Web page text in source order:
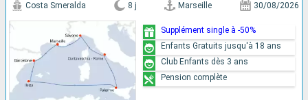
Costa Smeralda 8 j Marseille 30/08/2026
Supplément single à -50%
Enfants Gratuits jusqu'à 18 ans
Club Enfants dès 3 ans
Pension complète